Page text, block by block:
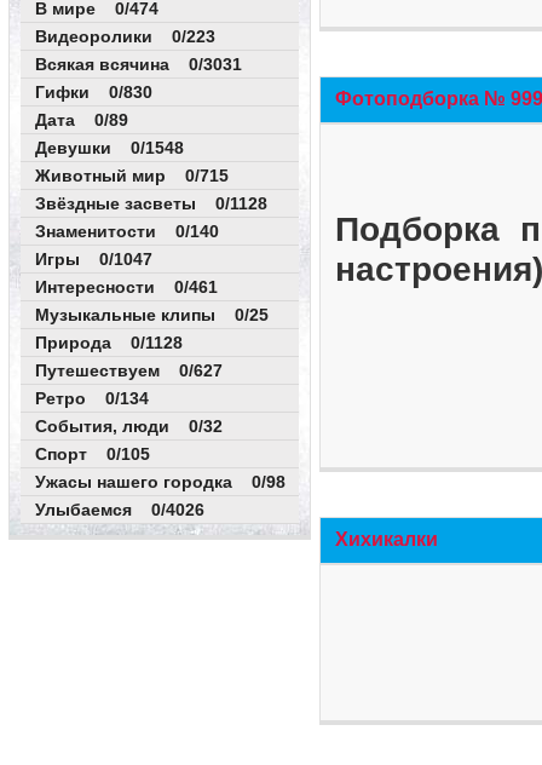
В мире 0/474
Видеоролики 0/223
Всякая всячина 0/3031
Гифки 0/830
Дата 0/89
Девушки 0/1548
Животный мир 0/715
Звёздные засветы 0/1128
Знаменитости 0/140
Игры 0/1047
Интересности 0/461
Музыкальные клипы 0/25
Природа 0/1128
Путешествуем 0/627
Ретро 0/134
События, люди 0/32
Спорт 0/105
Ужасы нашего городка 0/98
Улыбаемся 0/4026
Фотоподборка №
Подборка
Хихикалки